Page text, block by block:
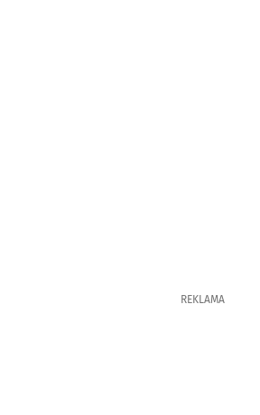
REKLAMA